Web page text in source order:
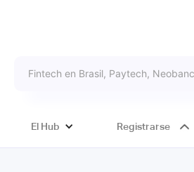
El Hub Registrarse